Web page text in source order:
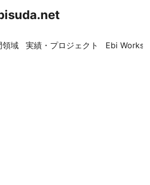
領域 実績・プロジェクト Ebi